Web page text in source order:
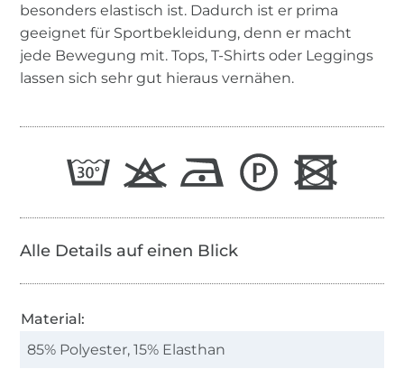
besonders elastisch ist. Dadurch ist er prima
geeignet für Sportbekleidung, denn er macht
jede Bewegung mit. Tops, T-Shirts oder Leggings
lassen sich sehr gut hieraus vernähen.
Alle Details auf einen Blick
Material:
85% Polyester, 15% Elasthan